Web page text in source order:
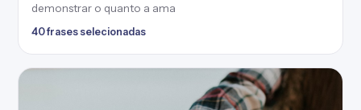
demonstrar o quanto a ama
40 frases selecionadas